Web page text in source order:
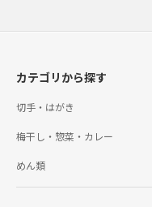
カテゴリから探す
切手・はがき
梅干し・惣菜・カレー
めん類